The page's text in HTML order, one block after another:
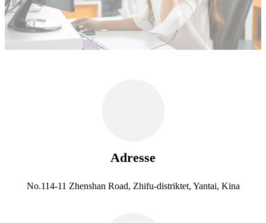
Adresse
No.114-11 Zhenshan Road, Zhifu-distriktet, Yantai, Kina